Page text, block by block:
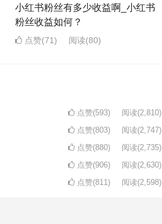
小红书粉丝有多少收益啊_小红书
粉丝收益如何？
点赞(71) 阅读(80)
点赞(593) 阅读(2,810)
点赞(803) 阅读(2,747)
点赞(880) 阅读(2,735)
点赞(906) 阅读(2,630)
点赞(811) 阅读(2,598)